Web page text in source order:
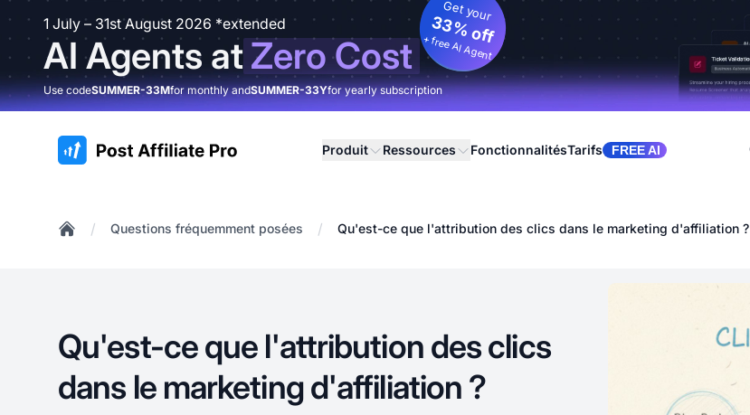
1 July – 31st August 2026 *extended
AI Agents atZero Cost
Get your
33% off
+ free AI Agent
Use codeSUMMER-33Mfor monthly andSUMMER-33Yfor yearly subscription
:site.title Produit Ressources FonctionnalitésTarifs FREE AI
/ Questions fréquemment posées / Qu'est-ce que l'attribution des clics dans le marketing d'affiliation ?
Qu'est-ce que l'attribution des clics
dans le marketing d'affiliation ?